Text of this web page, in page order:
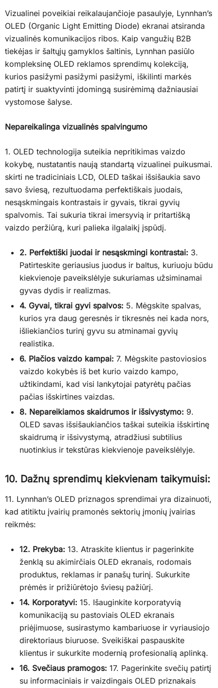
Vizualinei poveikiai reikalaujančioje pasaulyje, Lynnhan’s
OLED (Organic Light Emitting Diode) ekranai atsiranda
vizualinės komunikacijos ribos. Kaip vangužių B2B
tiekėjas ir šaltųjų gamyklos šaltinis, Lynnhan pasiūlo
kompleksinę OLED reklamos sprendimų kolekciją,
kurios pasižymi pasižymi pasižymi, iškilinti markės
patirtį ir suaktyvinti įdomingą susirėmimą dažniausiai
vystomose šalyse.
Nepareikalinga vizualinės spalvingumo
1. OLED technologija suteikia nepritikimas vaizdo
kokybę, nustatantis naują standartą vizualinei puikusmai.
skirti ne tradiciniais LCD, OLED taškai išsišaukia savo
savo šviesą, rezultuodama perfektiškais juodais,
nesąskmingais kontrastais ir gyvais, tikrai gyvių
spalvomis. Tai sukuria tikrai imersyvią ir pritartišką
vaizdo peržiūrą, kuri palieka ilgalaikį įspūdį.
2. Perfektiški juodai ir nesąskmingi kontrastai: 3.
Patirteskite geriausius juodus ir baltus, kuriuoju būdu
kiekvienoje paveikslėlyje sukuriamas užsiminamai
gyvas dydis ir realizmas.
4. Gyvai, tikrai gyvi spalvos: 5. Mėgskite spalvas,
kurios yra daug geresnės ir tikresnės nei kada nors,
išliekiančios turinį gyvu su atminamai gyvių
realistika.
6. Plačios vaizdo kampai: 7. Mėgskite pastoviosios
vaizdo kokybės iš bet kurio vaizdo kampo,
užtikindami, kad visi lankytojai patyrėtų pačias
pačias išskirtines vaizdas.
8. Nepareikiamos skaidrumos ir išsivystymo: 9.
OLED savas išsišaukiančios taškai suteikia išskirtinę
skaidrumą ir išsivystymą, atradžiusi subtilius
nuotinkius ir tekstūras kiekvienoje paveikslėlyje.
10. Dažnų sprendimų kiekvienam taikymuisi:
11. Lynnhan’s OLED priznagos sprendimai yra dizainuoti,
kad atitiktu įvairių pramonės sektorių įmonių įvairias
reikmės:
12. Prekyba: 13. Atraskite klientus ir pagerinkite
ženklą su akimirčiais OLED ekranais, rodomais
produktus, reklamas ir panašų turinį. Sukurkite
prėmės ir prižiūrėtojo šviesų pažiūrį.
14. Korporatyvi: 15. Išauginkite korporatyvią
komunikaciją su pastoviais OLED ekranais
priėjimuose, susirastymo kambariuose ir vyriausiojo
direktoriaus biuruose. Sveikiškai paspauskite
klientus ir sukurkite modernią profesionalią aplinką.
16. Svečiaus pramogos: 17. Pagerinkite svečių patirtį
su informaciniais ir vaizdingais OLED priznakais